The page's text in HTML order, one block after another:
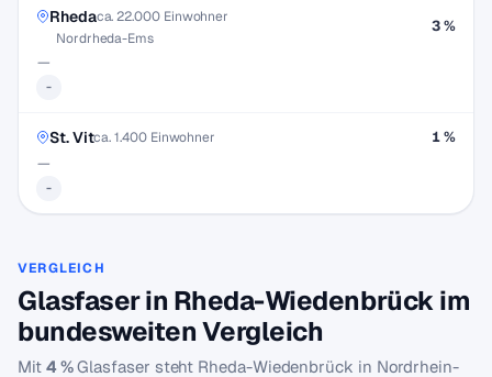
Rhedaca. 22.000 Einwohner
Nordrheda-Ems
-
—
3 %
St. Vitca. 1.400 Einwohner
-
—
1 %
VERGLEICH
Glasfaser in Rheda-Wiedenbrück im
bundesweiten Vergleich
Mit 4 %Glasfaser steht Rheda-Wiedenbrück in Nordrhein-